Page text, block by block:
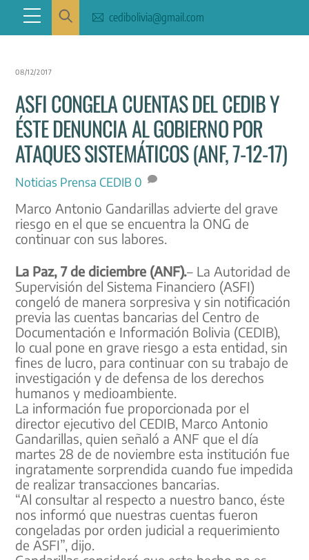
content
Menu cedibolivia@gmail.com
08/12/2017
ASFI CONGELA CUENTAS DEL CEDIB Y
ÉSTE DENUNCIA AL GOBIERNO POR
ATAQUES SISTEMÁTICOS (ANF, 7-12-17)
Noticias Prensa CEDIB 0
Marco Antonio Gandarillas advierte del grave
riesgo en el que se encuentra la ONG de
continuar con sus labores.
La Paz, 7 de diciembre (ANF).– La Autoridad de
Supervisión del Sistema Financiero (ASFI)
congeló de manera sorpresiva y sin notificación
previa las cuentas bancarias del Centro de
Documentación e Información Bolivia (CEDIB),
lo cual pone en grave riesgo a esta entidad, sin
fines de lucro, para continuar con su trabajo de
investigación y de defensa de los derechos
humanos y medioambiente.
La información fue proporcionada por el
director ejecutivo del CEDIB, Marco Antonio
Gandarillas, quien señaló a ANF que el día
martes 28 de de noviembre esta institución fue
ingratamente sorprendida cuando fue impedida
de realizar transacciones bancarias.
“Al consultar al respecto a nuestro banco, éste
nos informó que nuestras cuentas fueron
congeladas por orden judicial a requerimiento
de ASFI”, dijo.